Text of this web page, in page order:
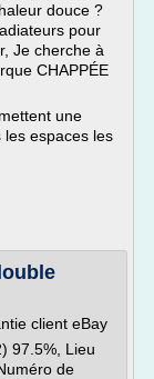
douce ?
pour
Je cherche à
CHAPPÉE
une
les espaces les
client eBay
97.5%, Lieu
de